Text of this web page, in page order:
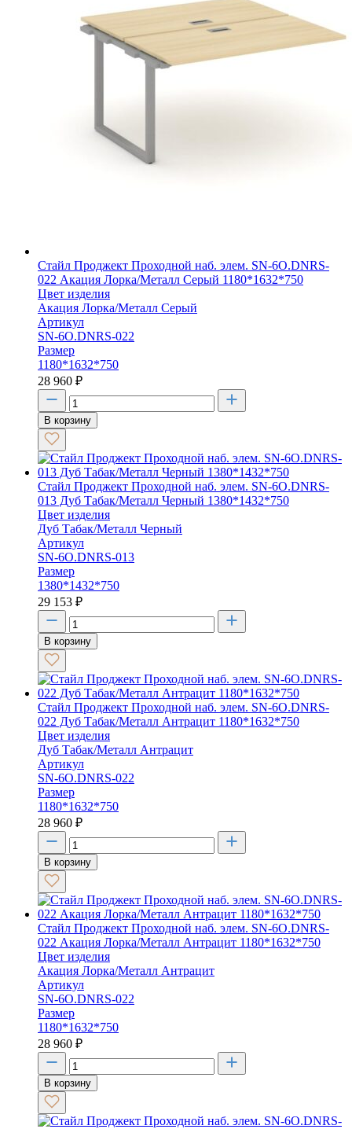
Стайл Проджект Проходной наб. элем. SN-6O.DNRS-
022 Акация Лорка/Металл Серый 1180*1632*750
Цвет изделия
Акация Лорка/Металл Серый
Артикул
SN-6O.DNRS-022
Размер
1180*1632*750
28 960 ₽
В корзину
Стайл Проджект Проходной наб. элем. SN-6O.DNRS-
013 Дуб Табак/Металл Черный 1380*1432*750
Цвет изделия
Дуб Табак/Металл Черный
Артикул
SN-6O.DNRS-013
Размер
1380*1432*750
29 153 ₽
В корзину
Стайл Проджект Проходной наб. элем. SN-6O.DNRS-
022 Дуб Табак/Металл Антрацит 1180*1632*750
Цвет изделия
Дуб Табак/Металл Антрацит
Артикул
SN-6O.DNRS-022
Размер
1180*1632*750
28 960 ₽
В корзину
Стайл Проджект Проходной наб. элем. SN-6O.DNRS-
022 Акация Лорка/Металл Антрацит 1180*1632*750
Цвет изделия
Акация Лорка/Металл Антрацит
Артикул
SN-6O.DNRS-022
Размер
1180*1632*750
28 960 ₽
В корзину